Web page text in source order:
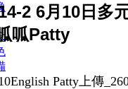
2 6月10日多
呱Patty
Patty上傳